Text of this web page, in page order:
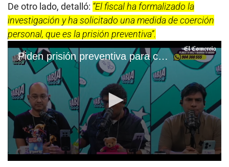
De otro lado, detalló: “El fiscal ha formalizado la
investigación y ha solicitado una medida de coerción
personal, que es la prisión preventiva”.